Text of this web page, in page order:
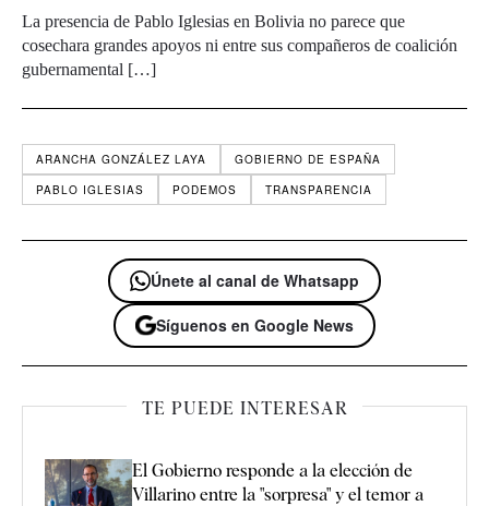
La presencia de Pablo Iglesias en Bolivia no parece que
cosechara grandes apoyos ni entre sus compañeros de coalición
gubernamental […]
ARANCHA GONZÁLEZ LAYA
GOBIERNO DE ESPAÑA
PABLO IGLESIAS
PODEMOS TRANSPARENCIA
Únete al canal de Whatsapp
Síguenos en Google News
TE PUEDE INTERESAR
El Gobierno responde a la elección de
Villarino entre la "sorpresa" y el temor a